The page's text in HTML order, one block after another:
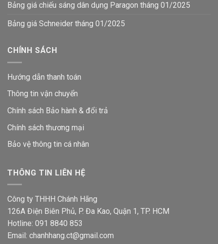
Bảng giá chiếu sáng dân dụng Paragon tháng 01/2025
Bảng giá Schneider tháng 01/2025
CHÍNH SÁCH
Hướng dẫn thanh toán
Thông tin vận chuyển
Chính sách Bảo hành & đổi trả
Chính sách thương mại
Bảo vệ thông tin cá nhân
THÔNG TIN LIÊN HỆ
Công ty THHH Chánh Hãng
126A Điện Biên Phủ, P. Đa Kao, Quận 1, TP. HCM
Hotline: 091 8840 853
Email: chanhhang.ct@gmail.com